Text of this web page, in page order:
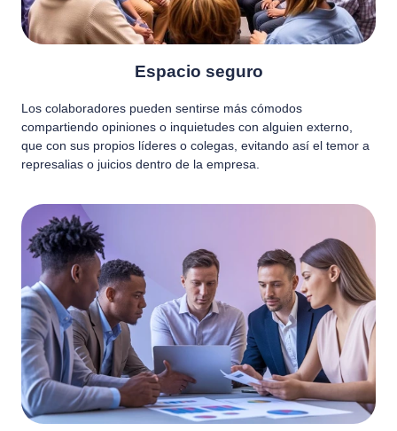
Espacio seguro
Los colaboradores pueden sentirse más cómodos
compartiendo opiniones o inquietudes con alguien externo,
que con sus propios líderes o colegas, evitando así el temor a
represalias o juicios dentro de la empresa.